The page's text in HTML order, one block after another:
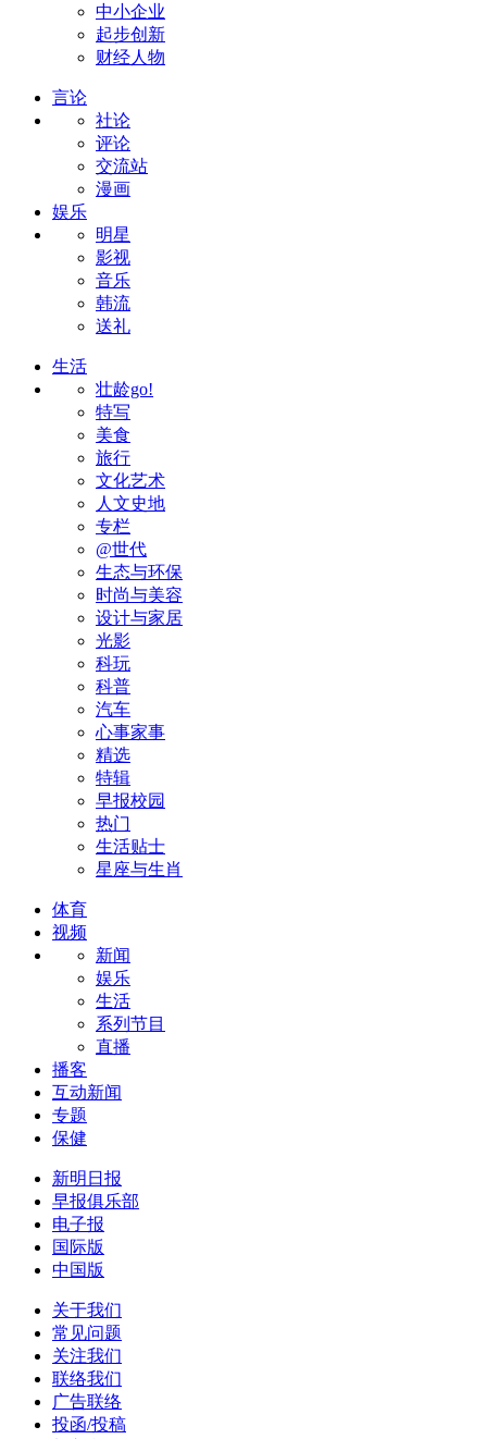
中小企业
起步创新
财经人物
言论
社论
评论
交流站
漫画
娱乐
明星
影视
音乐
韩流
送礼
生活
壮龄go!
特写
美食
旅行
文化艺术
人文史地
专栏
@世代
生态与环保
时尚与美容
设计与家居
光影
科玩
科普
汽车
心事家事
精选
特辑
早报校园
热门
生活贴士
星座与生肖
体育
视频
新闻
娱乐
生活
系列节目
直播
播客
互动新闻
专题
保健
新明日报
早报俱乐部
电子报
国际版
中国版
关于我们
常见问题
关注我们
联络我们
广告联络
投函/投稿